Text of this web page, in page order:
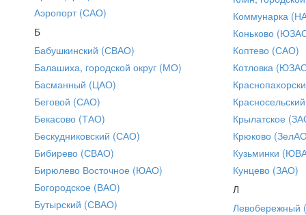
Аэропорт (САО)
Б
Бабушкинский (СВАО)
Балашиха, городской округ (МО)
Басманный (ЦАО)
Беговой (САО)
Бекасово (ТАО)
Бескудниковский (САО)
Бибирево (СВАО)
Бирюлево Восточное (ЮАО)
Богородское (ВАО)
Бутырский (СВАО)
Коммунарка
Коньково
Коптево (САО)
Котловка
Крылатское
Крюково
Кузьминки
Кунцево (ЗАО)
Л